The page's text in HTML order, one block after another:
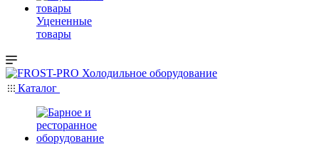
Уцененные
товары
Каталог